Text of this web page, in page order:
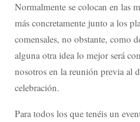
Normalmente se colocan en las
más concretamente junto a los
comensales, no obstante, como
alguna otra idea lo mejor será
nosotros en la reunión previa al
celebración.
Para todos los que tenéis un